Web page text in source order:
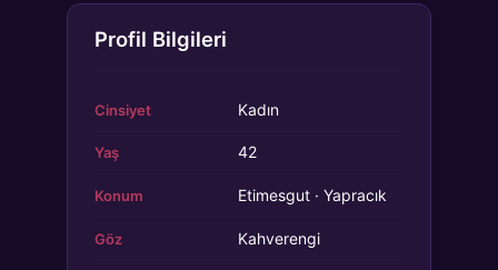
Profil Bilgileri
Cinsiyet Kadın
Yaş 42
Konum Etimesgut · Yapracık
Göz Kahverengi